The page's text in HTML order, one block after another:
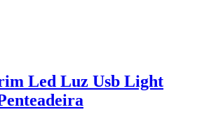
Led Luz Usb Light